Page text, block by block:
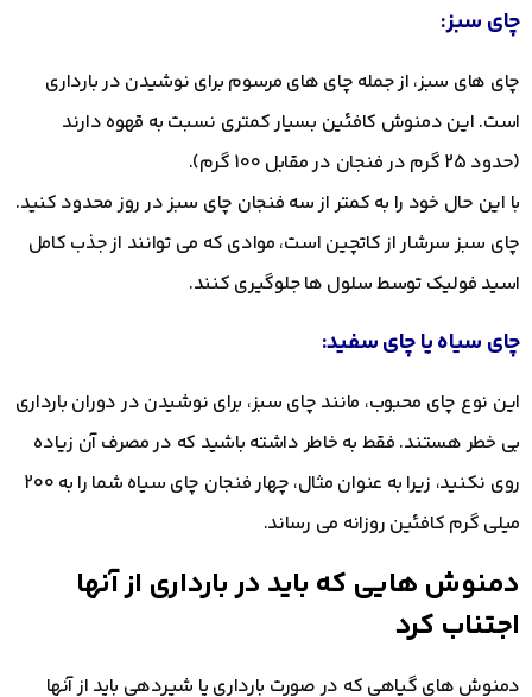
چای سبز:
چای های سبز، از جمله چای های مرسوم برای نوشیدن در بارداری
است. این دمنوش کافئین بسیار کمتری نسبت به قهوه دارند
(حدود 25 گرم در فنجان در مقابل 100 گرم).
با این حال خود را به کمتر از سه فنجان چای سبز در روز محدود کنید.
چای سبز سرشار از کاتچین است، موادی که می توانند از جذب کامل
اسید فولیک توسط سلول ها جلوگیری کنند.
چای سیاه یا چای سفید:
این نوع چای محبوب، مانند چای سبز، برای نوشیدن در دوران بارداری
بی خطر هستند. فقط به خاطر داشته باشید که در مصرف آن زیاده
روی نکنید، زیرا به عنوان مثال، چهار فنجان چای سیاه شما را به 200
میلی گرم کافئین روزانه می رساند.
دمنوش هایی که باید در بارداری از آنها
اجتناب کرد
دمنوش های گیاهی که در صورت بارداری یا شیردهی باید از آنها